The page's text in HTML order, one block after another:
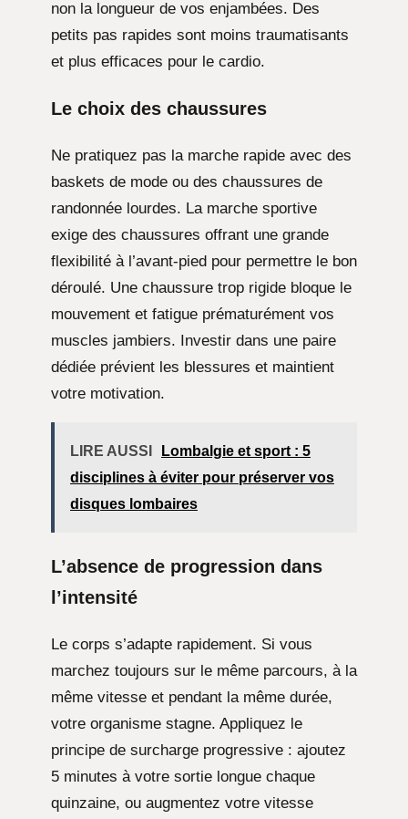
non la longueur de vos enjambées. Des
petits pas rapides sont moins traumatisants
et plus efficaces pour le cardio.
Le choix des chaussures
Ne pratiquez pas la marche rapide avec des
baskets de mode ou des chaussures de
randonnée lourdes. La marche sportive
exige des chaussures offrant une grande
flexibilité à l’avant-pied pour permettre le bon
déroulé. Une chaussure trop rigide bloque le
mouvement et fatigue prématurément vos
muscles jambiers. Investir dans une paire
dédiée prévient les blessures et maintient
votre motivation.
LIRE AUSSI
Lombalgie et sport : 5
disciplines à éviter pour préserver vos
disques lombaires
L’absence de progression dans
l’intensité
Le corps s’adapte rapidement. Si vous
marchez toujours sur le même parcours, à la
même vitesse et pendant la même durée,
votre organisme stagne. Appliquez le
principe de surcharge progressive : ajoutez
5 minutes à votre sortie longue chaque
quinzaine, ou augmentez votre vitesse